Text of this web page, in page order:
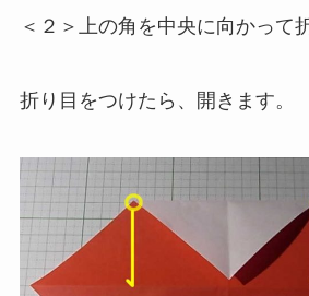
＜２＞上の角を中央に向かって
折り目をつけたら、開きます。